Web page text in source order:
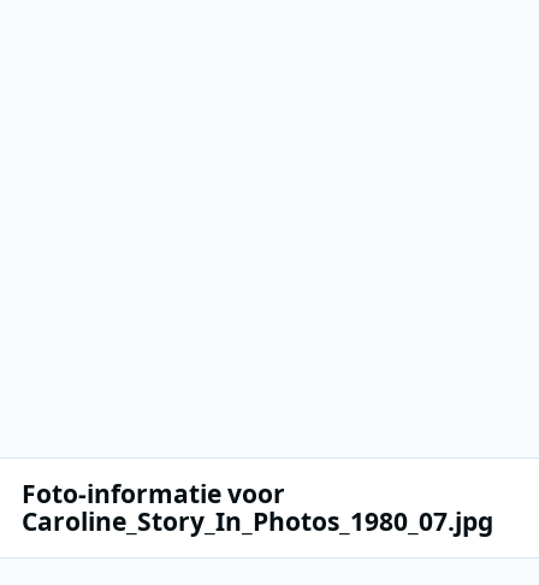
Foto-informatie voor
Caroline_Story_In_Photos_1980_07.jpg